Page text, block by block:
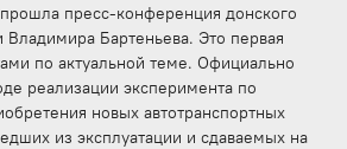
пресс-конференция донского
Владимира Бартеньева. Это первая
по актуальной теме. Официально
реализации эксперимента по
новых автотранспортных
из эксплуатации и сдаваемых на